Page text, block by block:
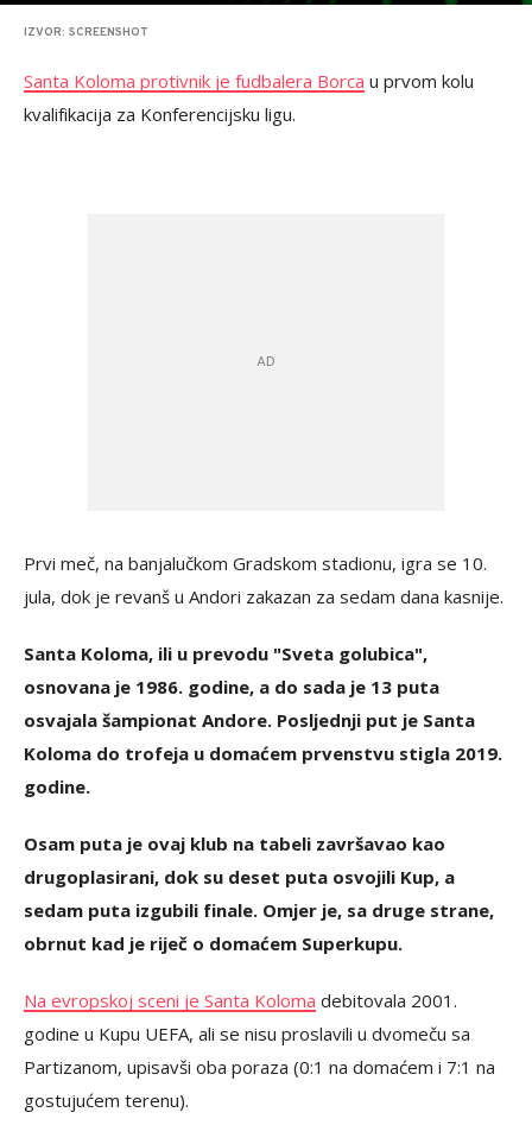
IZVOR: SCREENSHOT
Santa Koloma protivnik je fudbalera Borca u prvom kolu
kvalifikacija za Konferencijsku ligu.
Prvi meč, na banjalučkom Gradskom stadionu, igra se 10.
jula, dok je revanš u Andori zakazan za sedam dana kasnije.
Santa Koloma, ili u prevodu "Sveta golubica",
osnovana je 1986. godine, a do sada je 13 puta
osvajala šampionat Andore. Posljednji put je Santa
Koloma do trofeja u domaćem prvenstvu stigla 2019.
godine.
Osam puta je ovaj klub na tabeli završavao kao
drugoplasirani, dok su deset puta osvojili Kup, a
sedam puta izgubili finale. Omjer je, sa druge strane,
obrnut kad je riječ o domaćem Superkupu.
Na evropskoj sceni je Santa Koloma debitovala 2001.
godine u Kupu UEFA, ali se nisu proslavili u dvomeču sa
Partizanom, upisavši oba poraza (0:1 na domaćem i 7:1 na
gostujućem terenu).